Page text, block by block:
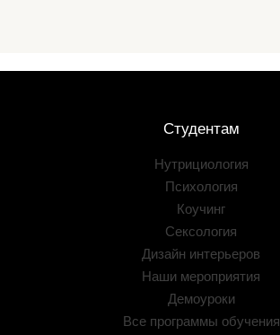
Студентам
Нутрициология
Психология
Коучинг
Сексология
Дизайн интерьеров
Наши мероприятия
Демоуроки
Все программы обучения